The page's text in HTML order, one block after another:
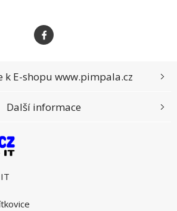
k E-shopu www.pimpala.cz
Další informace